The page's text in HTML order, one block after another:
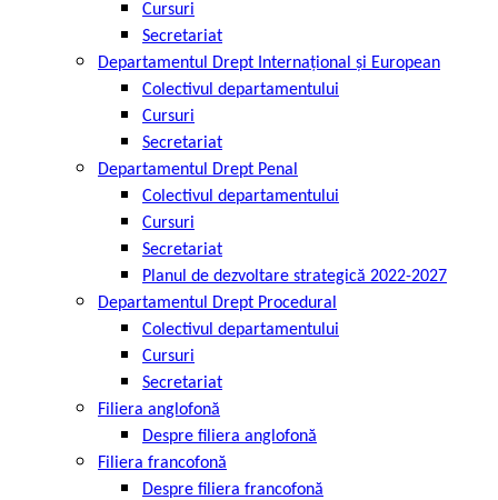
Cursuri
Secretariat
Departamentul Drept Internațional și European
Colectivul departamentului
Cursuri
Secretariat
Departamentul Drept Penal
Colectivul departamentului
Cursuri
Secretariat
Planul de dezvoltare strategică 2022-2027
Departamentul Drept Procedural
Colectivul departamentului
Cursuri
Secretariat
Filiera anglofonă
Despre filiera anglofonă
Filiera francofonă
Despre filiera francofonă